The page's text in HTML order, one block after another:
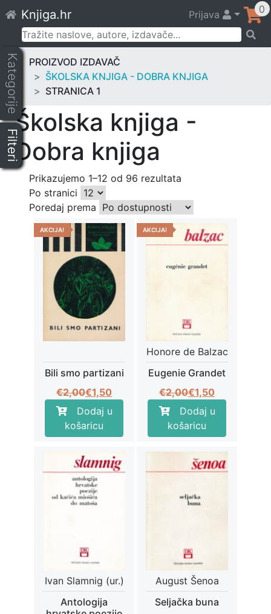
to
content
Knjiga.hr Prijava 0
Pretraži:
Kategorije
Filteri
PROIZVOD IZDAVAČ
ŠKOLSKA KNJIGA - DOBRA KNJIGA
STRANICA 1
Školska knjiga -
Dobra knjiga
Prikazujemo 1–12 od 96 rezultata
Po stranici
Poredaj prema
AKCIJA!
Bili smo partizani
€2,00Izvorna
cijena
bila
je:
€2,00.
€1,50
Trenutna
cijena
je:
€1,50.
Dodaj u
košaricu
AKCIJA!
Honore de Balzac
Eugenie Grandet
€2,00Izvorna
cijena
bila
je:
€2,00.
€1,50
Trenutna
cijena
je:
€1,50.
Dodaj u
košaricu
Ivan Slamnig (ur.)
Antologija
August Šenoa
Seljačka buna